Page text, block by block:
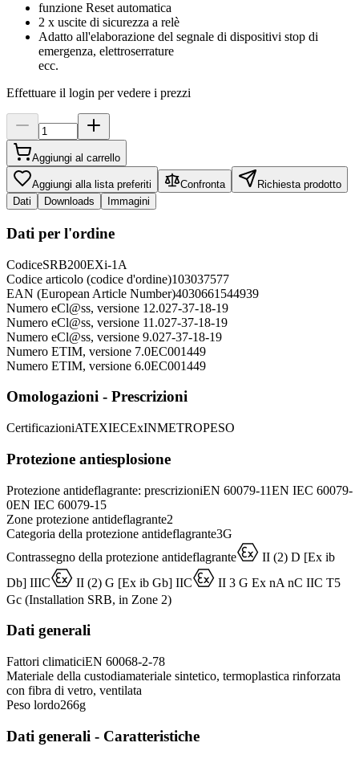
funzione Reset automatica
2 x uscite di sicurezza a relè
Adatto all'elaborazione del segnale di dispositivi stop di
emergenza, elettroserrature
ecc.
Effettuare il login per vedere i prezzi
Aggiungi al carrello
Aggiungi alla lista preferiti Confronta
Richiesta prodotto
Dati
Downloads Immagini
Dati per l'ordine
CodiceSRB200EXi-1A
Codice articolo (codice d'ordine)103037577
EAN (European Article Number)4030661544939
Numero eCl@ss, versione 12.027-37-18-19
Numero eCl@ss, versione 11.027-37-18-19
Numero eCl@ss, versione 9.027-37-18-19
Numero ETIM, versione 7.0EC001449
Numero ETIM, versione 6.0EC001449
Omologazioni - Prescrizioni
CertificazioniATEXIECExINMETROPESO
Protezione antiesplosione
Protezione​ antideflagrante: prescrizioniEN 60079-11EN IEC 60079-
0EN IEC 60079-15
Zone protezione antideflagrante2
Categoria della protezione antideflagrante3G
Contrassegno della protezione antideflagranteD II (2) D [Ex ib
Db] IIICD II (2) G [Ex ib Gb] IICD II 3 G Ex nA nC IIC T5
Gc (Installation SRB, in Zone 2)
Dati generali
Fattori climaticiEN 60068-2-78
Materiale della custodiamateriale sintetico, termoplastica rinforzata
con fibra di vetro, ventilata
Peso lordo266g
Dati generali - Caratteristiche